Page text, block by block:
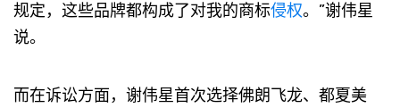
规定，这些品牌都构成了对我的商标侵权。”谢伟星
说。
而在诉讼方面，谢伟星首次选择佛朗飞龙、都夏美